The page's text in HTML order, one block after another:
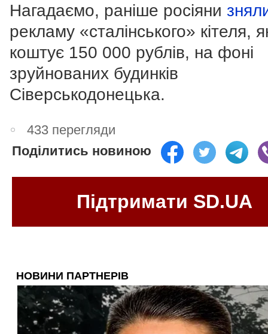
Нагадаємо, раніше росіяни
рекламу «сталінського» кітеля,
коштує 150 000 рублів, на фоні
зруйнованих будинків
Сіверськодонецька.
433 перегляди
Поділитись новиною
Підтримати SD.UA